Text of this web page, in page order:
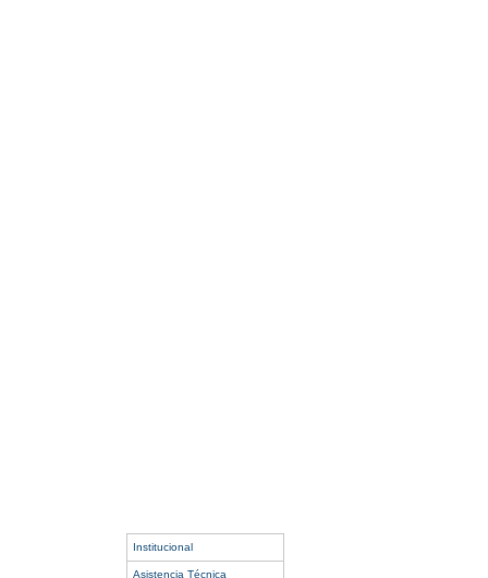
Institucional
Asistencia Técnica